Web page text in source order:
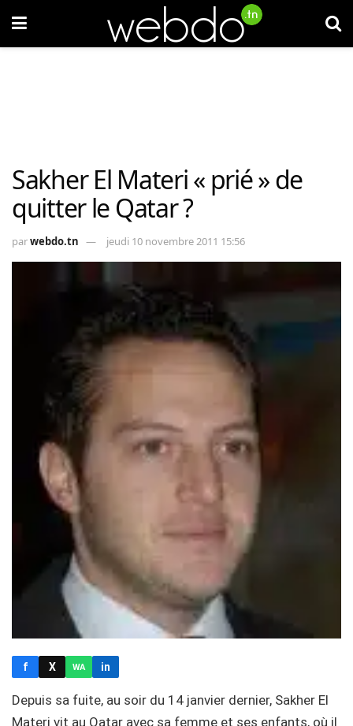
Sakher El Materi « prié » de
quitter le Qatar ?
parwebdo.tn jeudi 10 novembre 2011 15:56
f X WA in
Depuis sa fuite, au soir du 14 janvier dernier, Sakher El
Materi vit au Qatar avec sa femme et ses enfants, où il